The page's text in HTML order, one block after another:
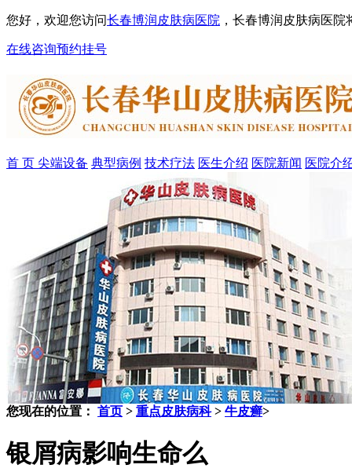
您好，欢迎您访问长春博润皮肤病医院 ，长春博润皮肤病医
在线咨询预约挂号
首 页 尖端设备 典型病例 技术疗法 医生介绍 医院新闻 医院介
您现在的位置： 首页 > 重点皮肤病科> 牛皮癣>
银屑病影响生命么